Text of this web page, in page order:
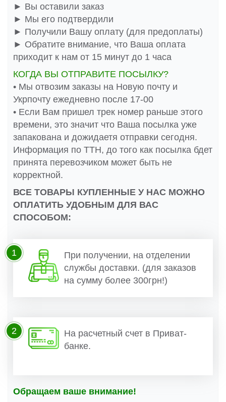
► Вы оставили заказ
► Мы его подтвердили
► Получили Вашу оплату (для предоплаты)
► Обратите внимание, что Ваша оплата
приходит к нам от 15 минут до 1 часа
КОГДА ВЫ ОТПРАВИТЕ ПОСЫЛКУ?
• Мы отвозим заказы на Новую почту и
Укрпочту ежедневно после 17-00
• Если Вам пришел трек номер раньше этого
времени, это значит что Ваша посылка уже
запакована и дожидаетя отправки сегодня.
Информация по ТТН, до того как посылка бдет
принята перевозчиком может быть не
корректной.
ВСЕ ТОВАРЫ КУПЛЕННЫЕ У НАС МОЖНО
ОПЛАТИТЬ УДОБНЫМ ДЛЯ ВАС
СПОСОБОМ:
При получении, на отделении
службы доставки. (для заказов
на сумму более 300грн!)
1
На расчетный счет в Приват-
банке.
2
Обращаем ваше внимание!